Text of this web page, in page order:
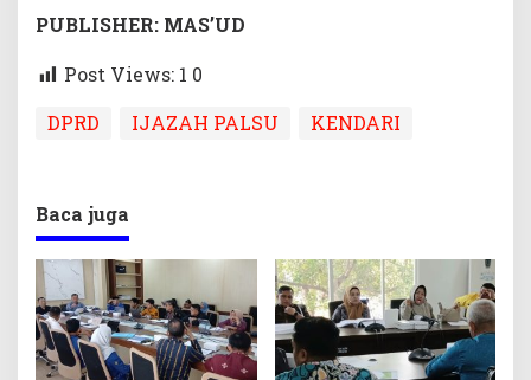
PUBLISHER: MAS’UD
Post Views: 1 0
DPRD
IJAZAH PALSU KENDARI
Baca juga